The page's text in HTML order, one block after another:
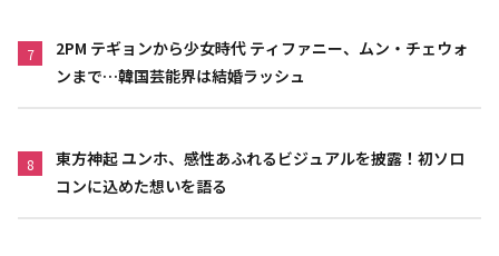
7
2PM テギョンから少女時代 ティファニー、ムン・チェウォ
ンまで…韓国芸能界は結婚ラッシュ
8
東方神起 ユンホ、感性あふれるビジュアルを披露！初ソロ
コンに込めた想いを語る